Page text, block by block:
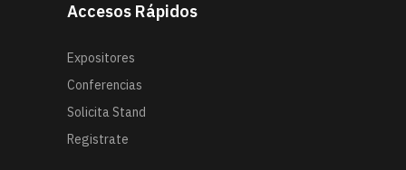
Accesos Rápidos
Expositores
Conferencias
Solicita Stand
Registrate